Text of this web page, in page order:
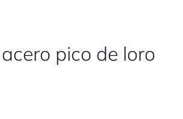
pico de loro